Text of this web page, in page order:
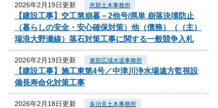
2026年2月19日更新 恵那土木事務所
【建設工事】交工第崩暮－2他号/県単 崩落決壊防止
（暮らしの安全・安心確保対策）他（債務）（（主）
瑞浪大野瀬線）落石対策工事に関する一般競争入札
2026年2月19日更新 東部広域水道事務所
【建設工事】施工東第4号／中津川浄水場遠方監視設
備長寿命化対策工事
2026年2月18日更新 多治見土木事務所